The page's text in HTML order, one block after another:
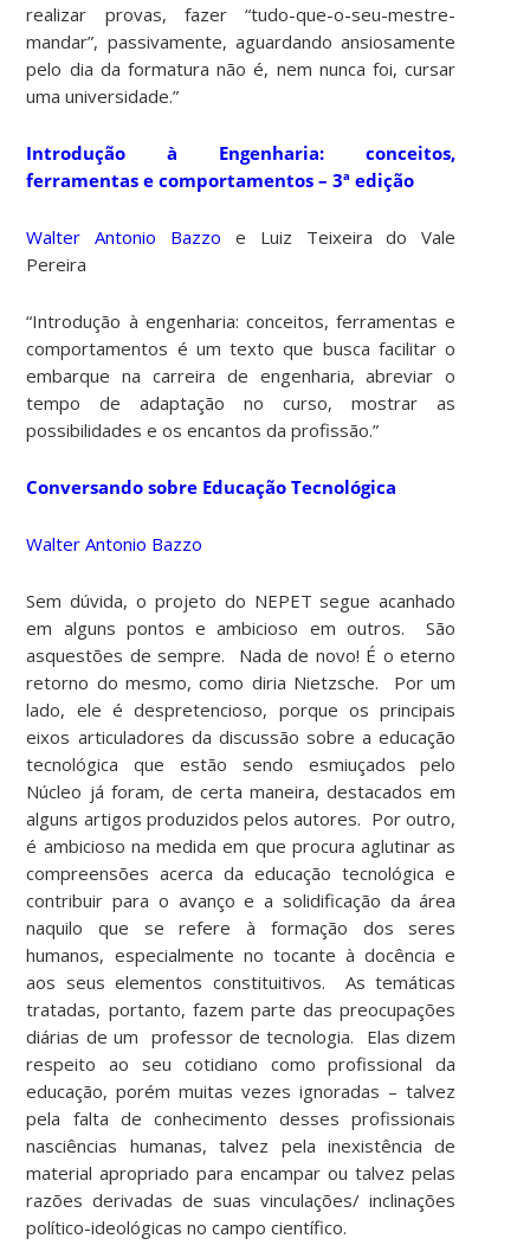
realizar provas, fazer “tudo-que-o-seu-mestre-
mandar”, passivamente, aguardando ansiosamente
pelo dia da formatura não é, nem nunca foi, cursar
uma universidade.”
Introdução à Engenharia: conceitos,
ferramentas e comportamentos – 3ª edição
Walter Antonio Bazzo e Luiz Teixeira do Vale
Pereira
“Introdução à engenharia: conceitos, ferramentas e
comportamentos é um texto que busca facilitar o
embarque na carreira de engenharia, abreviar o
tempo de adaptação no curso, mostrar as
possibilidades e os encantos da profissão.”
Conversando sobre Educação Tecnológica
Walter Antonio Bazzo
Sem dúvida, o projeto do NEPET segue acanhado
em alguns pontos e ambicioso em outros. São
asquestões de sempre. Nada de novo! É o eterno
retorno do mesmo, como diria Nietzsche. Por um
lado, ele é despretencioso, porque os principais
eixos articuladores da discussão sobre a educação
tecnológica que estão sendo esmiuçados pelo
Núcleo já foram, de certa maneira, destacados em
alguns artigos produzidos pelos autores. Por outro,
é ambicioso na medida em que procura aglutinar as
compreensões acerca da educação tecnológica e
contribuir para o avanço e a solidificação da área
naquilo que se refere à formação dos seres
humanos, especialmente no tocante à docência e
aos seus elementos constituitivos. As temáticas
tratadas, portanto, fazem parte das preocupações
diárias de um professor de tecnologia. Elas dizem
respeito ao seu cotidiano como profissional da
educação, porém muitas vezes ignoradas – talvez
pela falta de conhecimento desses profissionais
nasciências humanas, talvez pela inexistência de
material apropriado para encampar ou talvez pelas
razões derivadas de suas vinculações/ inclinações
político-ideológicas no campo científico.